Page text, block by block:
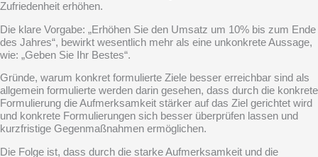
Zufriedenheit erhöhen.
Die klare Vorgabe: „Erhöhen Sie den Umsatz um 10% bis zum Ende
des Jahres“, bewirkt wesentlich mehr als eine unkonkrete Aussage,
wie: „Geben Sie Ihr Bestes“.
Gründe, warum konkret formulierte Ziele besser erreichbar sind als
allgemein formulierte werden darin gesehen, dass durch die konkrete
Formulierung die Aufmerksamkeit stärker auf das Ziel gerichtet wird
und konkrete Formulierungen sich besser überprüfen lassen und
kurzfristige Gegenmaßnahmen ermöglichen.
Die Folge ist, dass durch die starke Aufmerksamkeit und die